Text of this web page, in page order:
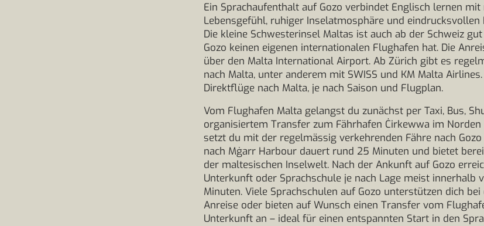
Ein Sprachaufenthalt auf Gozo verbindet Englisch lernen
Lebensgefühl, ruhiger Inselatmosphäre und eindrucksvollen
Die kleine Schwesterinsel Maltas ist auch ab der Schweiz
Gozo keinen eigenen internationalen Flughafen hat. Die
über den Malta International Airport. Ab Zürich gibt es
nach Malta, unter anderem mit SWISS und KM Malta
Direktflüge nach Malta, je nach Saison und Flugplan.
Vom Flughafen Malta gelangst du zunächst per Taxi, Bus,
organisiertem Transfer zum Fährhafen Ċirkewwa im
setzt du mit der regelmässig verkehrenden Fähre nach
nach Mġarr Harbour dauert rund 25 Minuten und bietet
der maltesischen Inselwelt. Nach der Ankunft auf Gozo
Unterkunft oder Sprachschule je nach Lage meist innerhalb
Minuten. Viele Sprachschulen auf Gozo unterstützen dich
Anreise oder bieten auf Wunsch einen Transfer vom
Unterkunft an – ideal für einen entspannten Start in den